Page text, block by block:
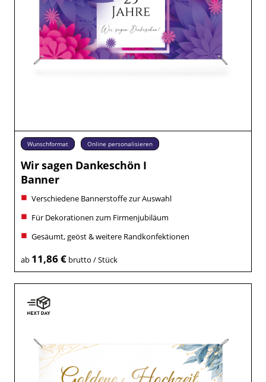
Wunschformat Online personalisieren
Wir sagen Dankeschön I
Banner
Verschiedene Bannerstoffe zur Auswahl
Für Dekorationen zum Firmenjubiläum
Gesäumt, geöst & weitere Randkonfektionen
ab 11,86 €brutto / Stück